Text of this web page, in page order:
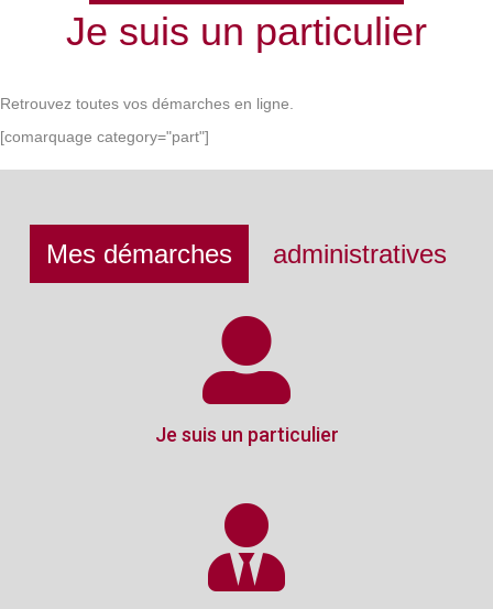
Je suis un particulier
Retrouvez toutes vos démarches en ligne.
[comarquage category="part"]
Mes démarches administratives
Je suis un particulier